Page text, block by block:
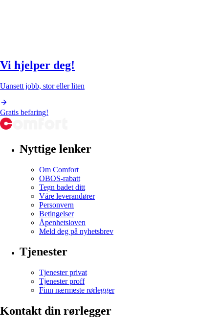
Vi hjelper deg!
Uansett jobb, stor eller liten
Gratis befaring!
Nyttige lenker
Om Comfort
OBOS-rabatt
Tegn badet ditt
Våre leverandører
Personvern
Betingelser
Åpenhetsloven
Meld deg på nyhetsbrev
Tjenester
Tjenester privat
Tjenester proff
Finn nærmeste rørlegger
Kontakt din rørlegger